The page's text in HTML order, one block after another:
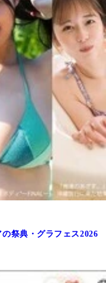
祭典・グラフェス2026